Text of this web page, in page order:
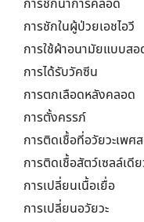
การชักนำการคลอด
การชักในผู้ป่วยเอชไอวี
การใช้ผ้าอนามัยแบบสอ
การได้รับวัคซีน
การตกเลือดหลังคลอด
การตั้งครรภ์
การติดเชื้อที่อวัยวะเพศ
การติดเชื้อสัตว์เซลล์เดี
การเปลี่ยนเนื้อเยื่อ
การเปลี่ยนอวัยวะ